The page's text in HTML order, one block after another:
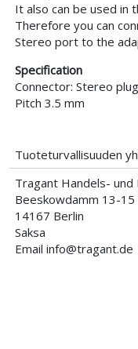
It also can be used in
Therefore you can
Stereo port to the
Specification
Connector: Stereo
Pitch 3.5 mm
Tuoteturvallisuuden
Tragant Handels- und
Beeskowdamm 13-15
14167 Berlin
Saksa
Email info@tragant.de